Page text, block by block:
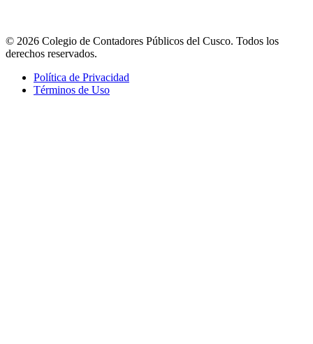
© 2026 Colegio de Contadores Públicos del Cusco. Todos los
derechos reservados.
Política de Privacidad
Términos de Uso